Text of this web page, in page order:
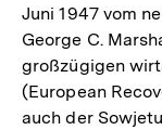
Juni 1947 vom
George C.
großzügigen
(European
auch der